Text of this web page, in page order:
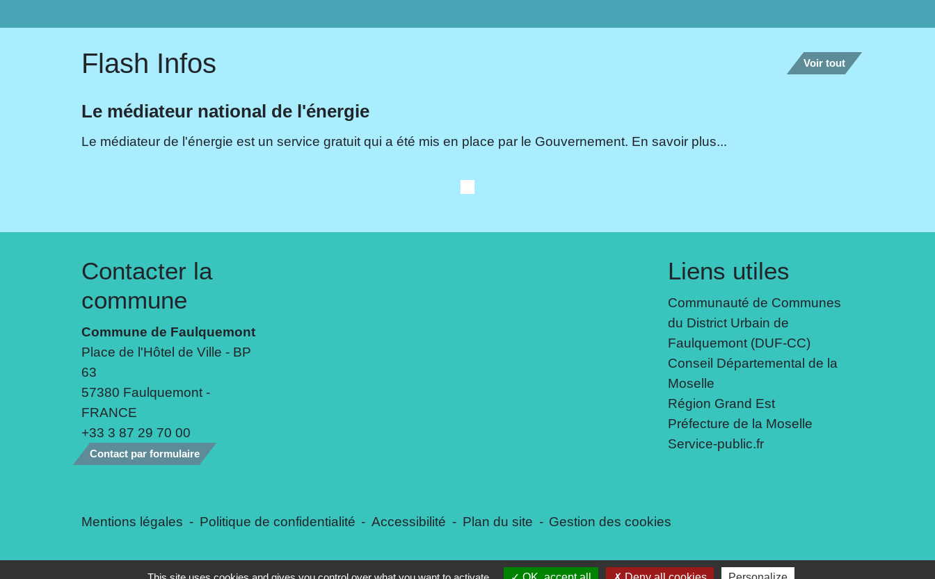
Flash Infos Voir tout
Le médiateur national de l'énergie
Le médiateur de l'énergie est un service gratuit qui a été mis en place par le Gouvernement. En savoir plus...
Contacter la
commune
Commune de Faulquemont
Place de l'Hôtel de Ville - BP
63
57380 Faulquemont -
FRANCE
+33 3 87 29 70 00
Contact par formulaire
Liens utiles
Communauté de Communes
du District Urbain de
Faulquemont (DUF-CC)
Conseil Départemental de la
Moselle
Région Grand Est
Préfecture de la Moselle
Service-public.fr
Mentions légales - Politique de confidentialité - Accessibilité - Plan du site - Gestion des cookies